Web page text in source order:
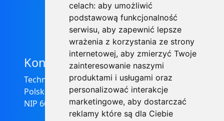
celach: aby umożliwić
podstawową funkcjonalność
serwisu, aby zapewnić lepsze
wrażenia z korzystania ze strony
internetowej, aby zmierzyć Twoje
zainteresowanie naszymi
produktami i usługami oraz
personalizować interakcje
marketingowe, aby dostarczać
reklamy które są dla Ciebie
Kontakt
Technical Grzegorz Tęgos
Polska, 62-600 Koło, ul. Toruńska 212
NIP 666-137-75-84, REGON 310288700